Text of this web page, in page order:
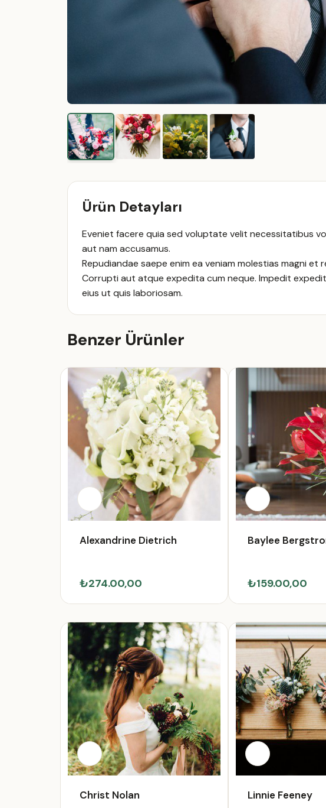
Ürün Detayları
Eveniet facere quia sed voluptate velit necessitatibus
aut nam accusamus.
Repudiandae saepe enim ea veniam molestias magni
Corrupti aut atque expedita cum neque. Impedit
eius ut quis laboriosam.
Benzer Ürünler
Alexandrine Dietrich
₺274.00,00
Baylee
₺159.00,00
Christ Nolan Linnie Feeney